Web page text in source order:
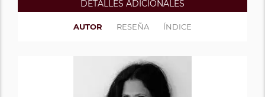
DETALLES ADICIONALES
AUTOR RESEÑA ÍNDICE